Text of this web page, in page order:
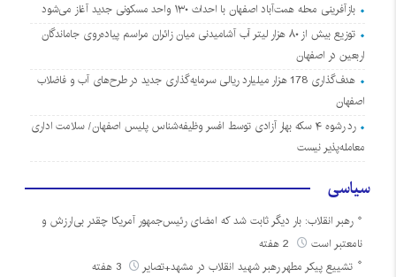
بازآفرینی محله همت‌آباد اصفهان با احداث ۱۳۰ واحد مسکونی جدید آغاز می‌شود
توزیع بیش از ۸۰ هزار لیتر آب آشامیدنی میان زائران مراسم پیاده‌روی جاماندگان
اربعین در اصفهان
هدف‌گذاری 178 هزار میلیارد ریالی سرمایه‌گذاری جدید در طرح‌های آب و فاضلاب
اصفهان
رد رشوه ۴ سکه بهار آزادی توسط افسر وظیفه‌شناس پلیس اصفهان/ سلامت اداری
معامله‌پذیر نیست
سیاسی
رهبر انقلاب: بار دیگر ثابت شد که امضای رئیس‌جمهور آمریکا چقدر بی‌ارزش و
نامعتبر است
تشییع پیکر مطهر رهبر شهید انقلاب در مشهد+تصایر
3 هفته